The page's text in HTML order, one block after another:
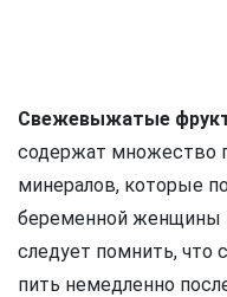
Свежевыжатые
содержат множество
минералов, которые
беременной женщины
следует помнить,
пить немедленно